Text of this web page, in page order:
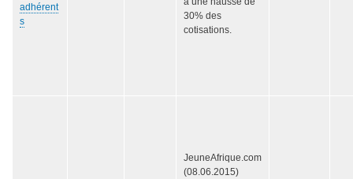
adhérent
s
30% des
cotisations.
JeuneAfrique.com
(08.06.2015)